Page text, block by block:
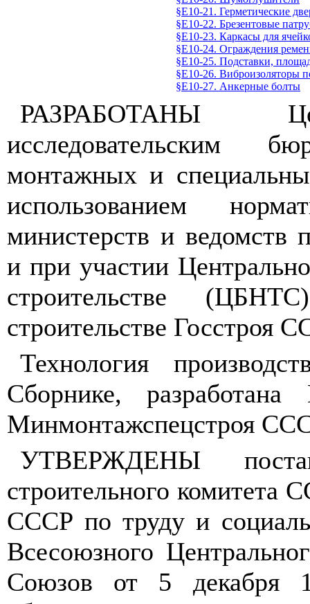
§Е10-21. Герметические
§Е10-22. Брезентовые
§Е10-23. Каркасы для
§Е10-24. Ограждения
§Е10-25. Подставки,
§Е10-26. Виброизоляторы
§Е10-27. Анкерные болты
РАЗРАБОТАНЫ
исследовательским
монтажных и
использованием
министерств и ведомств
и при участии
строительстве
строительстве Госстроя
Технология
Сборнике,
Минмонтажспецстроя
УТВЕРЖДЕНЫ
строительного комитета
СССР по труду и
Всесоюзного
Союзов от 5 декабря